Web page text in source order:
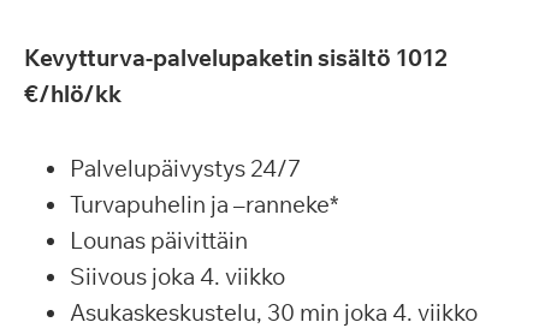
Kevytturva-palvelupaketin sisältö 1012
€/hlö/kk
Palvelupäivystys 24/7
Turvapuhelin ja –ranneke*
Lounas päivittäin
Siivous joka 4. viikko
Asukaskeskustelu, 30 min joka 4. viikko